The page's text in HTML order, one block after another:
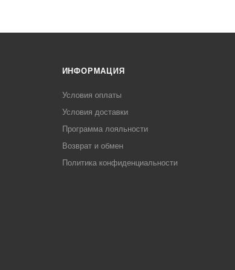
ИНФОРМАЦИЯ
Условия оплаты
Условия доставки
Программа лояльности
Возврат и обмен
Политика конфиденциальности